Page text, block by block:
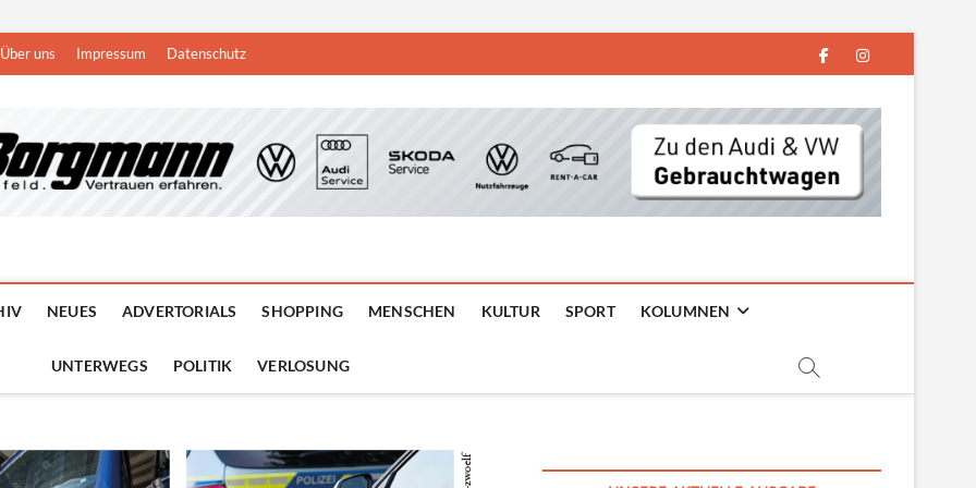
Über uns Impressum Datenschutz facebookinstagram
NIEDERRHEIN
NEUES ADVERTORIALS SHOPPING MENSCHEN KULTUR SPORT KOLUMNEN
UNTERWEGS POLITIK VERLOSUNG